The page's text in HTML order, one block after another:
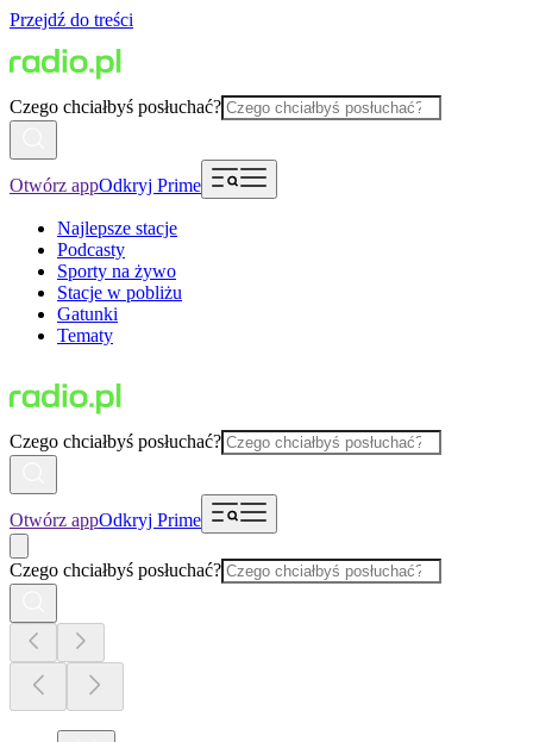
Przejdź do treści
Czego chciałbyś posłuchać?
Otwórz appOdkryj Prime
Najlepsze stacje
Podcasty
Sporty na żywo
Stacje w pobliżu
Gatunki
Tematy
Czego chciałbyś posłuchać?
Otwórz appOdkryj Prime
Czego chciałbyś posłuchać?